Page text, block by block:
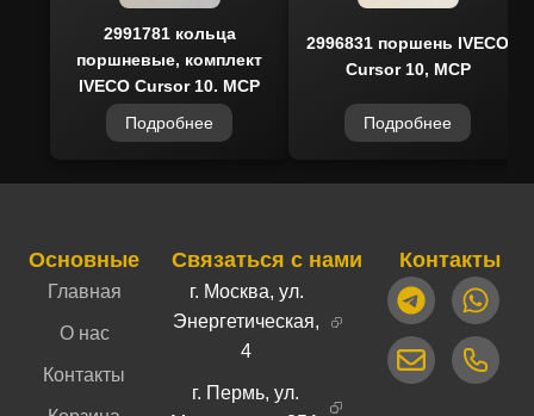
гарантией качества.
2991781 кольца
поршневые, комплект
IVECO Cursor 10, MCP
Подробнее
2996831 поршень IVECO
Cursor 10, MCP
Подробнее
Основные
Главная
О нас
Контакты
Связаться с нами
г. Москва, ул.
Энергетическая,
4
г. Пермь, ул.
Контакты